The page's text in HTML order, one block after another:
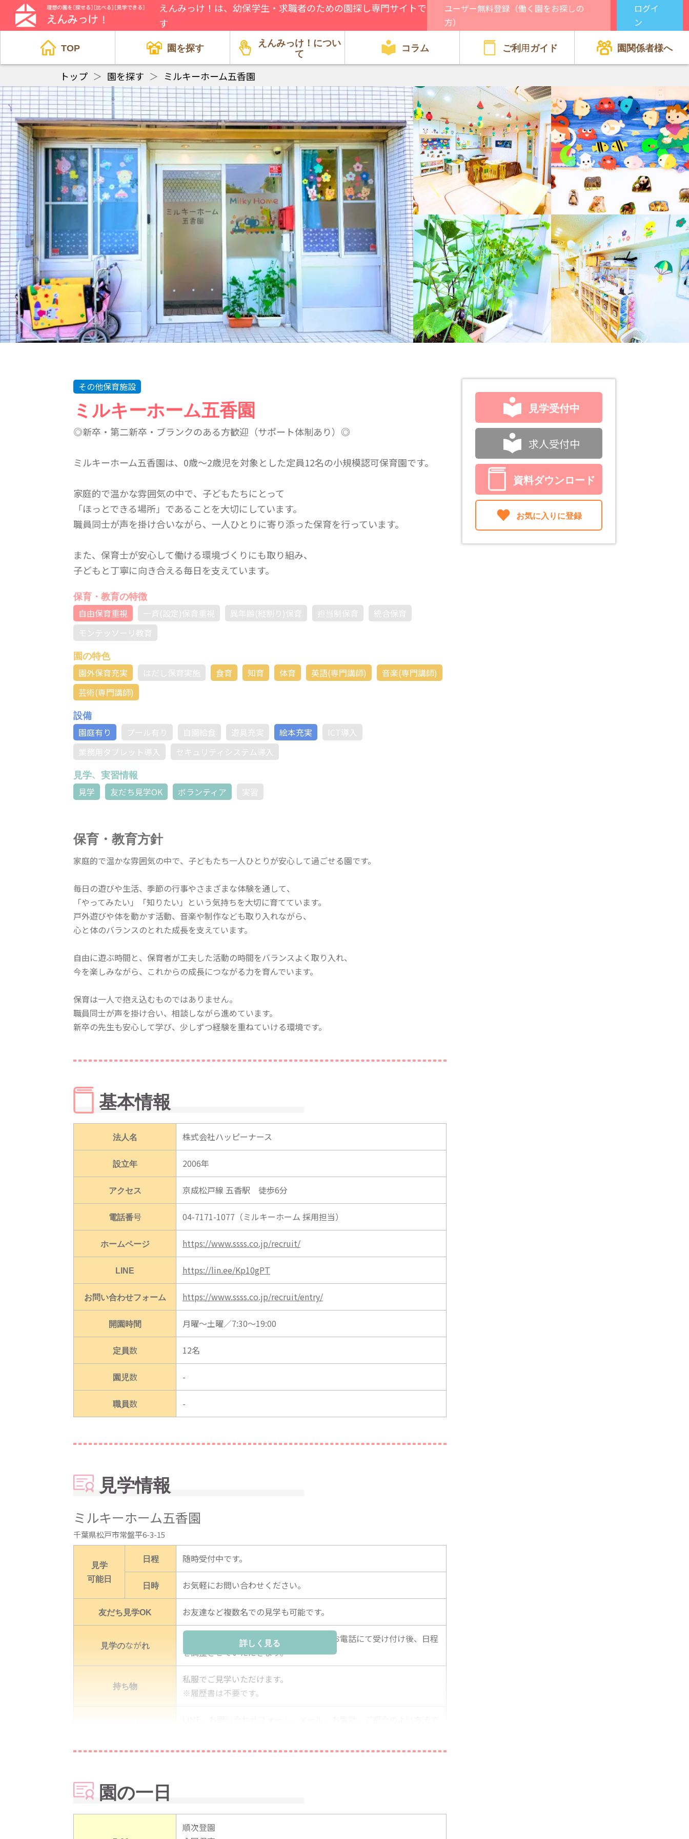
えんみっけ！は、幼保学生・求職者のための園探し専門サイトで
す
ユーザー無料登録（働く園をお探しの
方）
ログイ
ン
TOP 園を探す
えんみっけ！につい
て
コラム ご利用ガイド 園関係者様へ
トップ ＞ 園を探す ＞ ミルキーホーム五香園
その他保育施設
ミルキーホーム五香園
◎新卒・第二新卒・ブランクのある方歓迎（サポート体制あり）◎
ミルキーホーム五香園は、0歳～2歳児を対象とした定員12名の小規模認可保育園です。
家庭的で温かな雰囲気の中で、子どもたちにとって
「ほっとできる場所」であることを大切にしています。
職員同士が声を掛け合いながら、一人ひとりに寄り添った保育を行っています。
また、保育士が安心して働ける環境づくりにも取り組み、
子どもと丁寧に向き合える毎日を支えています。
保育・教育の特徴
自由保育重視 一斉(設定)保育重視 異年齢(縦割り)保育 担当制保育
統合保育
モンテッソーリ教育
園の特色
園外保育充実 はだし保育実施 食育 知育 体育 英語(専門講師)
音楽(専門講師)
芸術(専門講師)
設備
園庭有り プール有り 自園給食 遊具充実 絵本充実
ICT導入
業務用タブレット導入
セキュリティシステム導入
見学、実習情報
見学 友だち見学OK ボランティア 実習
保育・教育方針
家庭的で温かな雰囲気の中で、子どもたち一人ひとりが安心して過ごせる園です。
毎日の遊びや生活、季節の行事やさまざまな体験を通して、
「やってみたい」「知りたい」という気持ちを大切に育てています。
戸外遊びや体を動かす活動、音楽や制作なども取り入れながら、
心と体のバランスのとれた成長を支えています。
自由に遊ぶ時間と、保育者が工夫した活動の時間をバランスよく取り入れ、
今を楽しみながら、これからの成長につながる力を育んでいます。
保育は一人で抱え込むものではありません。
職員同士が声を掛け合い、相談しながら進めています。
新卒の先生も安心して学び、少しずつ経験を重ねていける環境です。
基本情報
法人名 株式会社ハッピーナース
設立年 2006年
アクセス 京成松戸線 五香駅 徒歩6分
電話番号 04-7171-1077（ミルキーホーム 採用担当）
ホームページ https://www.ssss.co.jp/recruit/
LINE https://lin.ee/Kp10gPT
お問い合わせフォーム https://www.ssss.co.jp/recruit/entry/
開園時間 月曜～土曜／7:30～19:00
定員数 12名
園児数 -
職員数 -
見学情報
ミルキーホーム五香園
千葉県松戸市常盤平6-3-15
詳しく見る
見学
可能日
日程 随時受付中です。
日時 お気軽にお問い合わせください。
友だち見学OK お友達など複数名での見学も可能です。
見学のながれ
LINE、お問い合わせフォーム、メール、お電話にて受け付け後、日程
を調整させていただきます。
持ち物
私服でご見学いただけます。
※履歴書は不要です。
電話
メール oubo@ssss.co.jp
園の一日
順次登園
見学受付中
求人受付中
資料ダウンロード
お気に入りに登録